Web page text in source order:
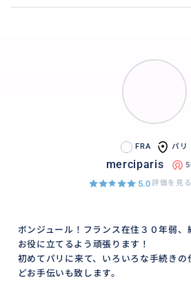
ホテル（ホテルの名前と住所）ま
A. 午前コース 8h30〜12h, 9h〜
5,(現地集合の場合クリニャンク
集合をご希望の場合は、早朝料金
ますので、ご了承くださいませ。
※ クリニャンクールは、お店が約
いません。
B. 午後コース 13h~16h30 (午後
クールのみ)
※時間延長や１日をご希望の場合
FRA パリ
merciparis
5.0評価を見
ボンジュール！フランス在住３０年弱
お役に立てるよう頑張ります！
初めてパリに来て、いろいろな手続きの
どお手伝いも致します。